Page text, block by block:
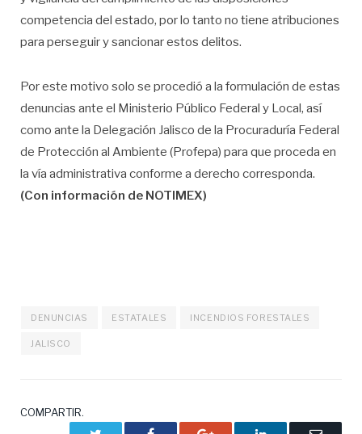
competencia del estado, por lo tanto no tiene atribuciones
para perseguir y sancionar estos delitos.
Por este motivo solo se procedió a la formulación de estas
denuncias ante el Ministerio Público Federal y Local, así
como ante la Delegación Jalisco de la Procuraduría Federal
de Protección al Ambiente (Profepa) para que proceda en
la vía administrativa conforme a derecho corresponda.
(Con información de NOTIMEX)
DENUNCIAS ESTATALES INCENDIOS FORESTALES
JALISCO
COMPARTIR.